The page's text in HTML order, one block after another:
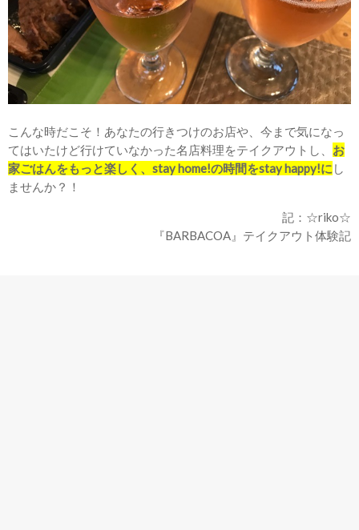
こんな時だこそ！あなたの行きつけのお店や、今まで気になっ
てはいたけど行けていなかった名店料理をテイクアウトし、 お
家ごはんをもっと楽しく、stay home!の時間をstay happy!に し
ませんか？！
記：☆riko☆
『BARBACOA』テイクアウト体験記